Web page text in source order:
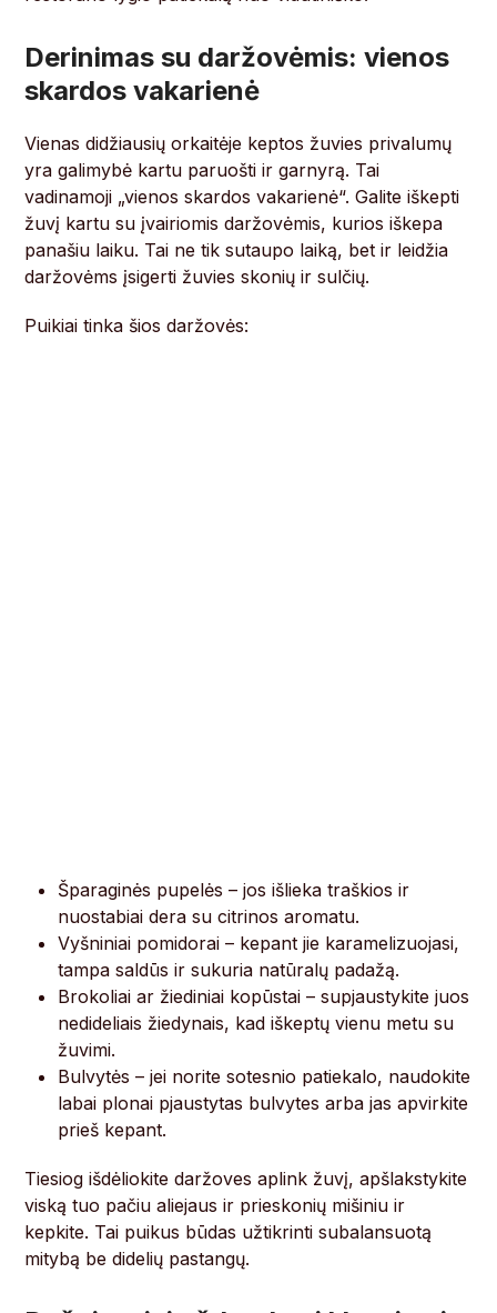
Derinimas su daržovėmis: vienos
skardos vakarienė
Vienas didžiausių orkaitėje keptos žuvies privalumų
yra galimybė kartu paruošti ir garnyrą. Tai
vadinamoji „vienos skardos vakarienė“. Galite iškepti
žuvį kartu su įvairiomis daržovėmis, kurios iškepa
panašiu laiku. Tai ne tik sutaupo laiką, bet ir leidžia
daržovėms įsigerti žuvies skonių ir sulčių.
Puikiai tinka šios daržovės:
Šparaginės pupelės – jos išlieka traškios ir
nuostabiai dera su citrinos aromatu.
Vyšniniai pomidorai – kepant jie karamelizuojasi,
tampa saldūs ir sukuria natūralų padažą.
Brokoliai ar žiediniai kopūstai – supjaustykite juos
nedideliais žiedynais, kad iškeptų vienu metu su
žuvimi.
Bulvytės – jei norite sotesnio patiekalo, naudokite
labai plonai pjaustytas bulvytes arba jas apvirkite
prieš kepant.
Tiesiog išdėliokite daržoves aplink žuvį, apšlakstykite
viską tuo pačiu aliejaus ir prieskonių mišiniu ir
kepkite. Tai puikus būdas užtikrinti subalansuotą
mitybą be didelių pastangų.